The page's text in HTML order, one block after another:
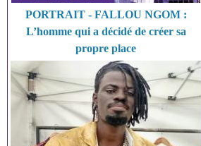
PORTRAIT - FALLOU NGOM :
L’homme qui a décidé de créer sa
propre place